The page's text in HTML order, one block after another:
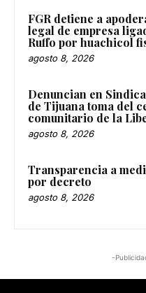
FGR detiene a
legal de empresa
Ruffo por huachicol
agosto 8, 2026
Denuncian en
de Tijuana toma del
comunitario de la
agosto 8, 2026
Transparencia a
por decreto
agosto 8, 2026
-